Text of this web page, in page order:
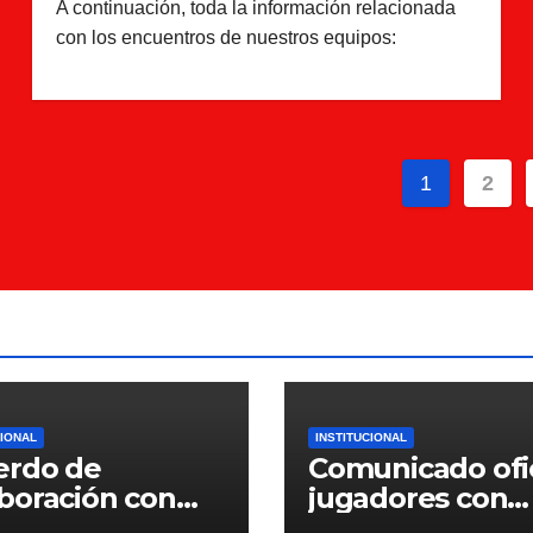
A continuación, toda la información relacionada
con los encuentros de nuestros equipos:
1 2
de
con
INSTITUCIONAL
Comunicado
jugadores con